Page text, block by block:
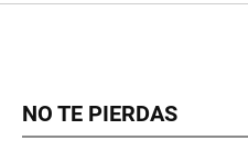
NO TE PIERDAS